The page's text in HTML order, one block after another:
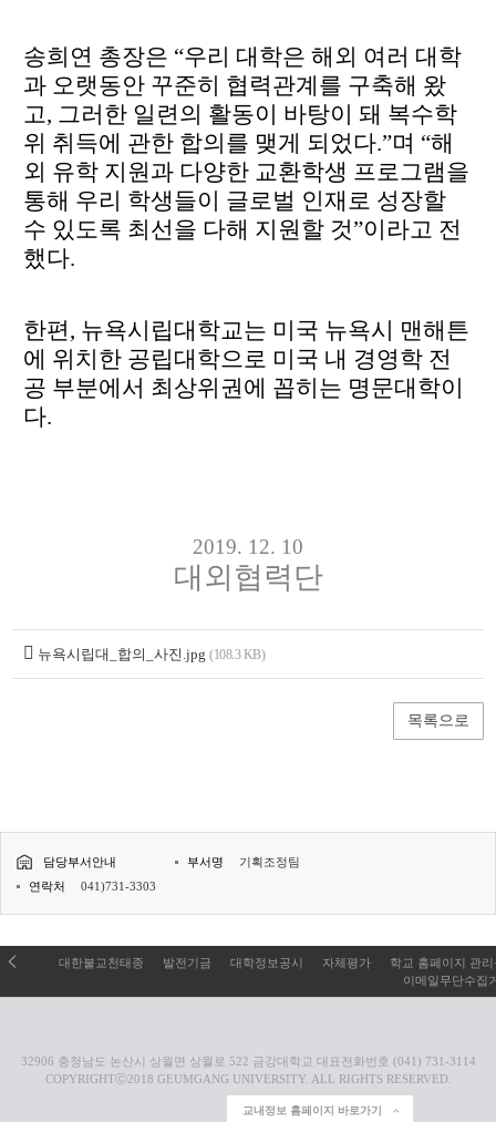
송희연 총장은 “우리 대학은 해외 여러 대학
과 오랫동안 꾸준히 협력관계를 구축해 왔
고, 그러한 일련의 활동이 바탕이 돼 복수학
위 취득에 관한 합의를 맺게 되었다.”며 “해
외 유학 지원과 다양한 교환학생 프로그램을
통해 우리 학생들이 글로벌 인재로 성장할
수 있도록 최선을 다해 지원할 것”이라고 전
했다.
한편, 뉴욕시립대학교는 미국 뉴욕시 맨해튼
에 위치한 공립대학으로 미국 내 경영학 전
공 부분에서 최상위권에 꼽히는 명문대학이
다.
2019. 12. 10
대외협력단
뉴욕시립대_합의_사진.jpg (108.3 KB)
목록으로
담당부서안내 부서명
기획조정팀
연락처
041)731-3303
대한불교천태종 발전기금 대학정보공시 자체평가
학교 홈페이지 관
이메일무단수집
32906 충청남도 논산시 상월면 상월로 522 금강대학교 대표전화번호 (041) 731-3114
COPYRIGHTⓒ2018 GEUMGANG UNIVERSITY. ALL RIGHTS RESERVED.
교내정보 홈페이지 바로가기